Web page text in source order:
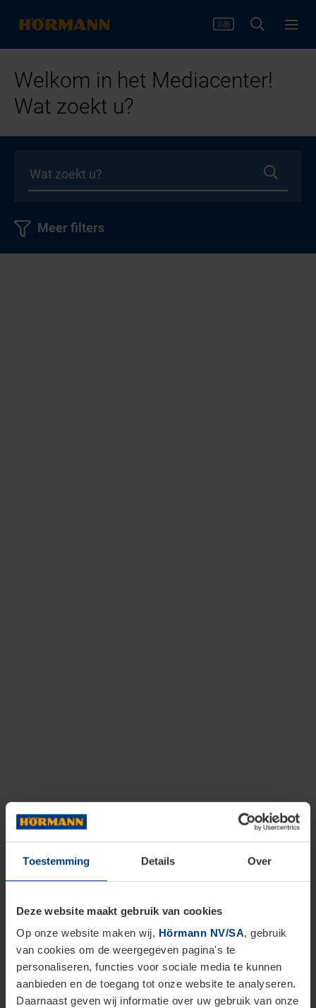
Toestemming Details Over
Deze website maakt gebruik van cookies
Op onze website maken wij, Hörmann NV/SA, gebruik
van cookies om de weergegeven pagina's te
personaliseren, functies voor sociale media te kunnen
aanbieden en de toegang tot onze website te analyseren.
Daarnaast geven wij informatie over uw gebruik van onze
Welkom in het Mediacenter!
Wat zoekt u?
Meer filters